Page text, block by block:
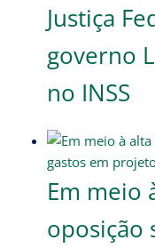
Justiça
governo
no INSS
Em meio
oposição